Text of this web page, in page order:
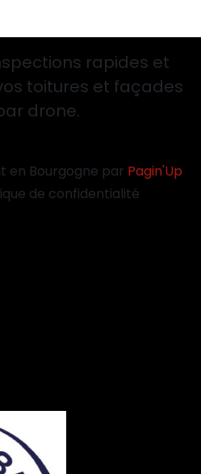
rapides et
toitures et façades
drone.
en Bourgogne par Pagin'Up
de confidentialité